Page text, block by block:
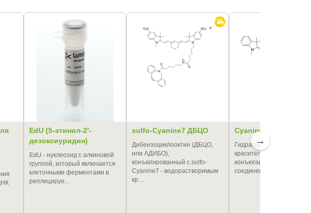
EdU (5-этинил-2'-
дезоксиуридин)
EdU - нуклеозид с алкиновой
группой, который включается
клеточными ферментами в
реплицируе…
sulfo-Cyanine7 ДБЦО
Дибензоциклооктин (ДБЦО,
или АДИБО),
конъюгированный с sulfo-
Cyanine7 - водорастворимым
кр…
Cyanine5 гидразид
Гидразидное
красителя Cyanine5 для
конъюгации с
соединениями - а…
→